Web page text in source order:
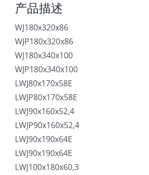
产品描述
WJ180x320x86
WJP180x320x86
WJ180x340x100
WJP180x340x100
LWJ80x170x58E
LWJP80x170x58E
LWJ90x160x52,4
LWJP90x160x52,4
LWJ90x190x64E
LWJ90x190x64E
LWJ100x180x60,3